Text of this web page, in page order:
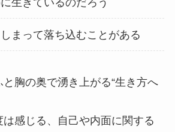
生きているのだろう
まって落ち込むことがある
胸の奥で湧き上がる“生き方へ
感じる、自己や内面に関する